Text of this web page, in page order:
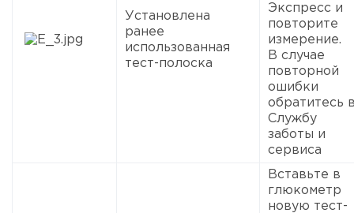
Установлена
ранее
использованная
тест-полоска
Экспресс и
повторите
измерение.
В случае
повторной
ошибки
обратитесь
Службу
заботы и
сервиса
Вставьте в
глюкометр
новую тест-